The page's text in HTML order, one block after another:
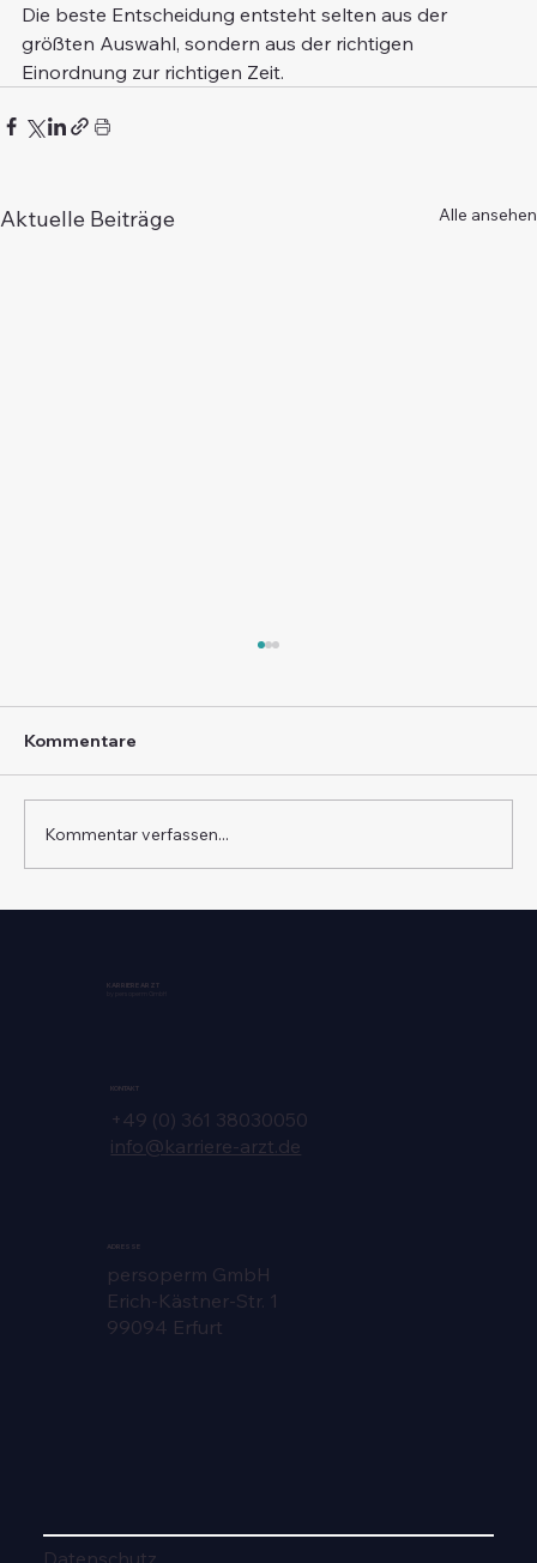
Die beste Entscheidung entsteht selten aus der
größten Auswahl, sondern aus der richtigen
Einordnung zur richtigen Zeit.
Aktuelle Beiträge Alle ansehen
Kommentare
Kommentar verfassen...
KARRIERE ARZT
KONTAKT
+49 (0) 361 38030050
info@karriere-arzt.de
ADRESSE
persoperm GmbH
Erich-Kästner-Str. 1
99094 Erfurt